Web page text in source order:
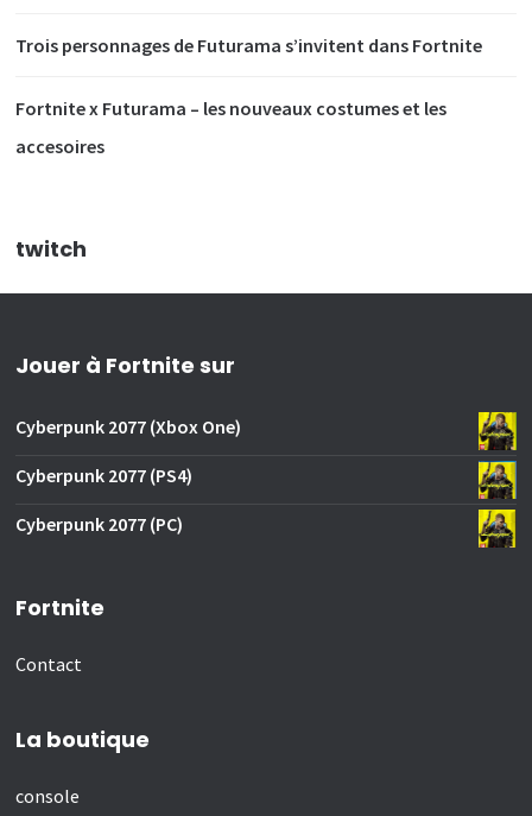
Trois personnages de Futurama s’invitent dans Fortnite
Fortnite x Futurama – les nouveaux costumes et les
accesoires
twitch
Jouer à Fortnite sur
Cyberpunk 2077 (Xbox One)
Cyberpunk 2077 (PS4)
Cyberpunk 2077 (PC)
Fortnite
Contact
La boutique
console